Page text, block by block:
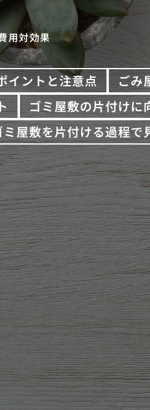
用対効果
イントと注意点
ごみ
ゴミ屋敷の片付けに
ミ屋敷を片付ける過程で